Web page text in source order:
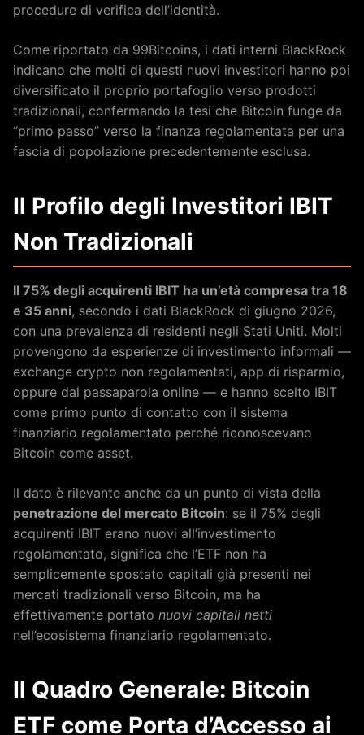
procedure di verifica dell’identità.
Come riportato da 99Bitcoins, i dati interni BlackRock
indicano che molti di questi nuovi investitori hanno poi
diversificato il proprio portafoglio verso prodotti
tradizionali, confermando la tesi che Bitcoin funge da
“primo passo” verso la finanza regolamentata per una
fascia di popolazione precedentemente esclusa.
Il Profilo degli Investitori IBIT
Non Tradizionali
Il 75% degli acquirenti IBIT ha un’età compresa tra 18
e 35 anni, secondo i dati BlackRock di giugno 2026,
con una prevalenza di residenti negli Stati Uniti. Molti
provengono da esperienze di investimento informali —
exchange crypto non regolamentati, app di risparmio,
oppure dal passaparola online — e hanno scelto IBIT
come primo punto di contatto con il sistema
finanziario regolamentato perché riconoscevano
Bitcoin come asset.
Il dato è rilevante anche da un punto di vista della
penetrazione del mercato Bitcoin: se il 75% degli
acquirenti IBIT erano nuovi all’investimento
regolamentato, significa che l’ETF non ha
semplicemente spostato capitali già presenti nei
mercati tradizionali verso Bitcoin, ma ha
effettivamente portato nuovi capitali netti
nell’ecosistema finanziario regolamentato.
Il Quadro Generale: Bitcoin
ETF come Porta d’Accesso ai